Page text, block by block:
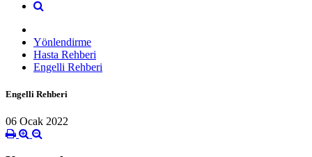
Yönlendirme
Hasta Rehberi
Engelli Rehberi
Engelli Rehberi
06 Ocak 2022